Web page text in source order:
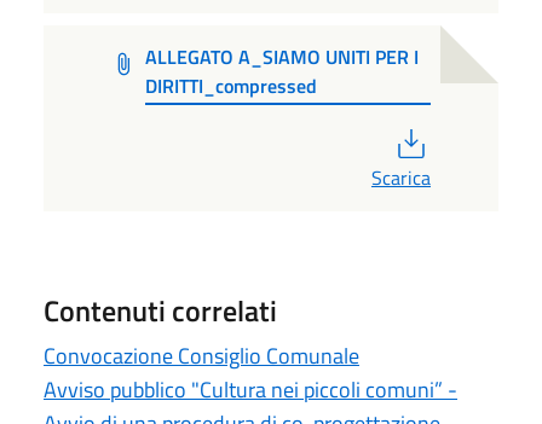
ALLEGATO A_SIAMO UNITI PER I
DIRITTI_compressed
Scarica
Contenuti correlati
Convocazione Consiglio Comunale
Avviso pubblico "Cultura nei piccoli comuni” -